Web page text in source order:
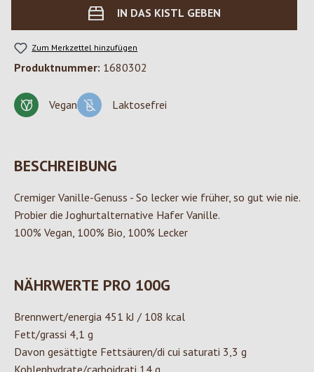
IN DAS KISTL GEBEN
Zum Merkzettel hinzufügen
Produktnummer: 1680302
Vegan Laktosefrei
BESCHREIBUNG
Cremiger Vanille-Genuss - So lecker wie früher, so gut wie nie.
Probier die Joghurtalternative Hafer Vanille.
100% Vegan, 100% Bio, 100% Lecker
NÄHRWERTE PRO 100G
Brennwert/energia 451 kJ / 108 kcal
Fett/grassi 4,1 g
Davon gesättigte Fettsäuren/di cui saturati 3,3 g